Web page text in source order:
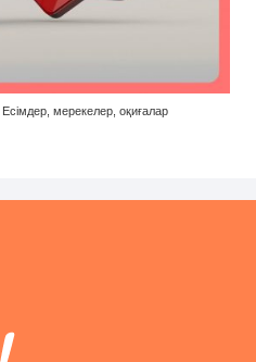
мерекелер, оқиғалар